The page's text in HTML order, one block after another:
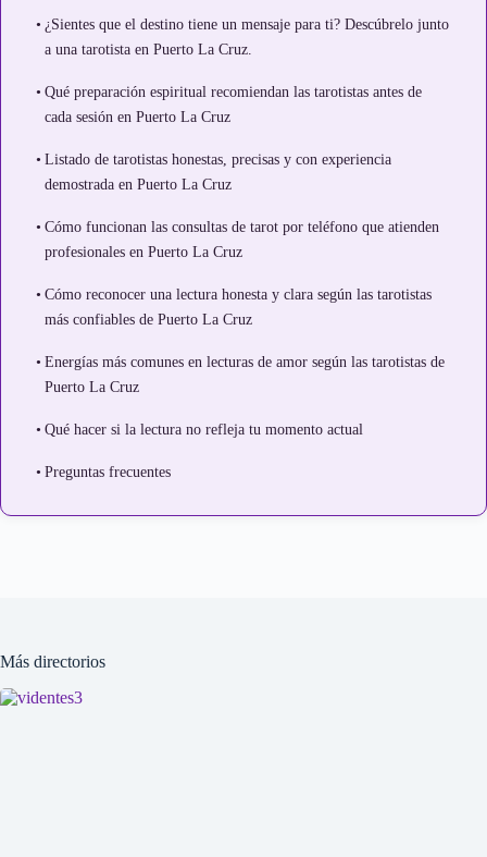
¿Sientes que el destino tiene un mensaje para ti? Descúbrelo junto
a una tarotista en Puerto La Cruz.
Qué preparación espiritual recomiendan las tarotistas antes de
cada sesión en Puerto La Cruz
Listado de tarotistas honestas, precisas y con experiencia
demostrada en Puerto La Cruz
Cómo funcionan las consultas de tarot por teléfono que atienden
profesionales en Puerto La Cruz
Cómo reconocer una lectura honesta y clara según las tarotistas
más confiables de Puerto La Cruz
Energías más comunes en lecturas de amor según las tarotistas de
Puerto La Cruz
Qué hacer si la lectura no refleja tu momento actual
Preguntas frecuentes
Más directorios